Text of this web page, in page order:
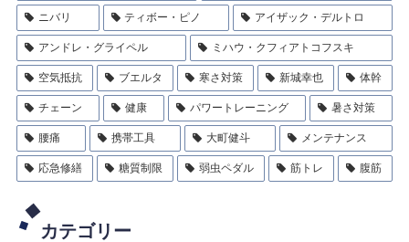
ニバリ ティボー・ピノ アイザック・デルトロ
アンドレ・グライペル ミハウ・クフィアトコフスキ
空気抵抗 ブエルタ 寒さ対策 新城幸也 体幹
チェーン 健康 パワートレーニング 暑さ対策
腰痛 携帯工具 大町健斗 メンテナンス
応急修繕 糖質制限 弱虫ペダル 筋トレ 腹筋
カテゴリー